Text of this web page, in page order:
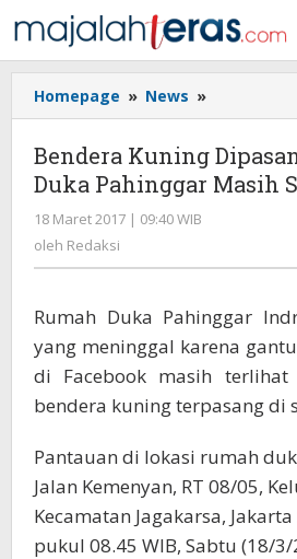
ke
konten
Homepage » News »
Kuning
Dipasang,
Rumah
Duka
Bendera Kuning
Duka Pahinggar Masih
18 Maret 2017 | 09:40 WIB
oleh Redaksi
Rumah Duka Pahinggar
yang meninggal karena
di Facebook masih
bendera kuning terpasang di
Pantauan di lokasi rumah
Jalan Kemenyan, RT 08/05,
Kecamatan Jagakarsa,
pukul 08.45 WIB, Sabtu (18/